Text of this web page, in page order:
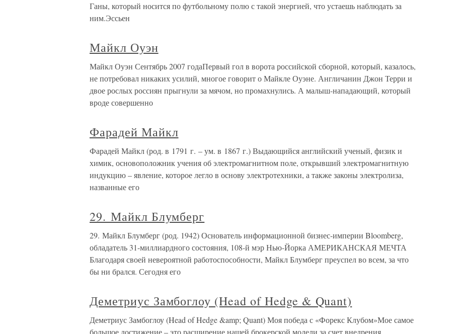
Ганы, который носится по футбольному полю с такой энергией, что устаешь наблюдать за
ним.Эссьен
Майкл Оуэн
Майкл Оуэн Сентябрь 2007 годаПервый гол в ворота российской сборной, который, казалось,
не потребовал никаких усилий, многое говорит о Майкле Оуэне. Англичанин Джон Терри и
двое рослых россиян прыгнули за мячом, но промахнулись. А малыш-нападающий, который
вроде совершенно
Фарадей Майкл
Фарадей Майкл (род. в 1791 г. – ум. в 1867 г.) Выдающийся английский ученый, физик и
химик, основоположник учения об электромагнитном поле, открывший электромагнитную
индукцию – явление, которое легло в основу электротехники, а также законы электролиза,
названные его
29. Майкл Блумберг
29. Майкл Блумберг (род. 1942) Основатель информационной бизнес-империи Bloomberg,
обладатель 31-миллиардного состояния, 108-й мэр Нью-Йорка АМЕРИКАНСКАЯ МЕЧТА
Благодаря своей невероятной работоспособности, Майкл Блумберг преуспел во всем, за что
бы ни брался. Сегодня его
Деметриус Замбоглоу (Head of Hedge & Quant)
Деметриус Замбоглоу (Head of Hedge &amp; Quant) Моя победа с «Форекс Клубом»Мое самое